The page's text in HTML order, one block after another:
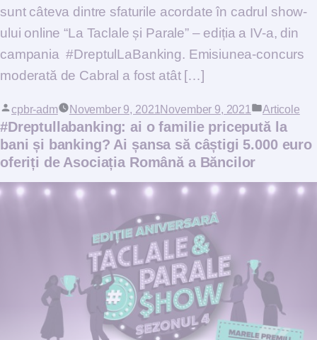
sunt câteva dintre sfaturile acordate în cadrul show-
ului online “La Taclale și Parale” – ediția a IV-a, din
campania #DreptulLaBanking. Emisiunea-concurs
moderată de Cabral a fost atât […]
Posted by
cpbr-adm November 9, 2021November 9, 2021 Posted in
Articole
#Dreptullabanking: ai o familie pricepută la
bani și banking? Ai șansa să câștigi 5.000 euro
oferiți de Asociația Română a Băncilor